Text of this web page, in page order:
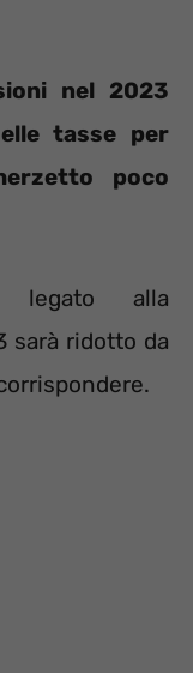
nel 2023
tasse per
poco
legato alla
sarà ridotto da